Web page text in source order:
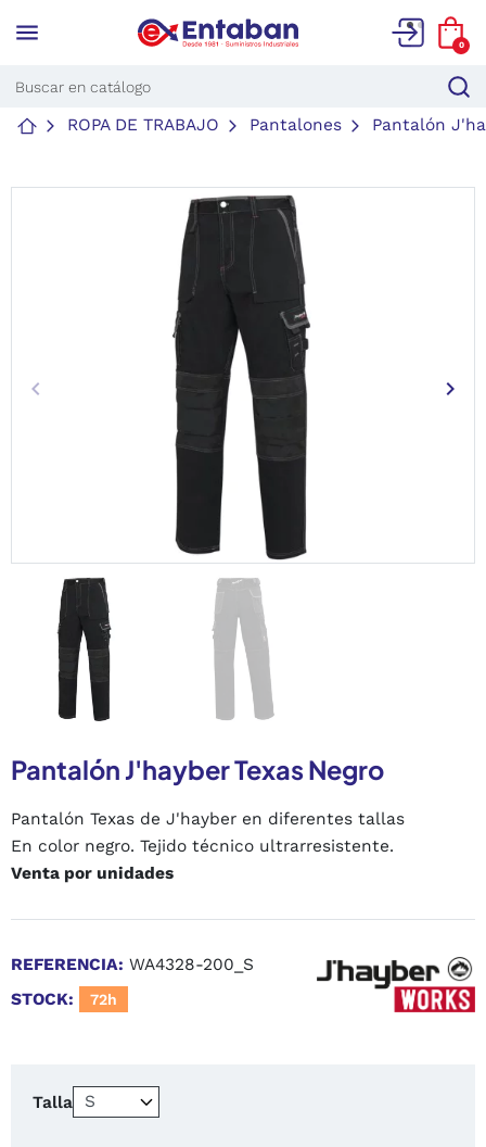
menu 0
ROPA DE TRABAJO Pantalones Pantalón
Anterior
keyboard_arrow_left keyboard_arrow_right
Pantalón J'hayber Texas Negro
Pantalón Texas de J'hayber en diferentes tallas
En color negro. Tejido técnico ultrarresistente.
Venta por unidades
REFERENCIA: WA4328-200_S
STOCK:
72h
Talla